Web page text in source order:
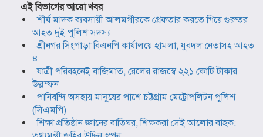
এই বিভাগের আরো খবর
শীর্ষ মাদক ব্যবসায়ী আলমগীরকে গ্রেফতার করতে গিয়ে গুরুতর
আহত দুই পুলিশ সদস্য
শ্রীনগর সিংপাড়া বিএনপি কার্যালয়ে হামলা, যুবদল নেতাসহ আহত
৪
যাত্রী পরিবহনেই বাজিমাত, রেলের রাজস্বে ২২১ কোটি টাকার
উল্লম্ফন
পানিবন্দি অসহায় মানুষের পাশে চট্টগ্রাম মেট্রোপলিটন পুলিশ
(সিএমপি)
শিক্ষা প্রতিষ্ঠান জ্ঞানের বাতিঘর, শিক্ষকরা সেই আলোর বাহক: